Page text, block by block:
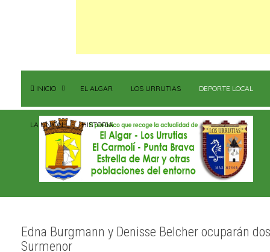
INICIO EL ALGAR LOS URRUTIAS DEPORTE LOCAL
LA UNIÓN HISTORIA
Edna Burgmann y Denisse Belcher ocuparán
Surmenor